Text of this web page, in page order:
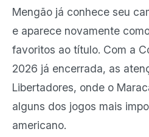
Mengão já conhece seu
e aparece novamente
favoritos ao título. Com a
2026 já encerrada, as
Libertadores, onde o
alguns dos jogos mais
americano.